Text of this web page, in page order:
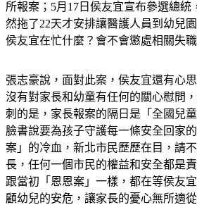
所報案；5月17日侯友宜宣布參選總統
然拖了22天才安排讓醫護人員到幼兒
侯友宜在忙什麼？會不會懲處相關失
張志豪說，面對此案，侯友宜還有心
沒有對家長和幼童有任何的關心慰問
刺的是，家長報案的隔日是「全國兒
臉書說要為孩子守護每一條安全回家
案」的冷血，新北市民歷歷在目，請
長，任何一個市民的權益和安全都是
跟當初「恩恩案」一樣，都在等侯友
顧幼兒的安危，讓家長的憂心無所適從